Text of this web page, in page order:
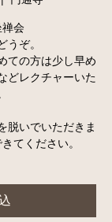
禅会
うぞ。
ての方は少し早め
どレクチャーいた
脱いでいただきま
てください。